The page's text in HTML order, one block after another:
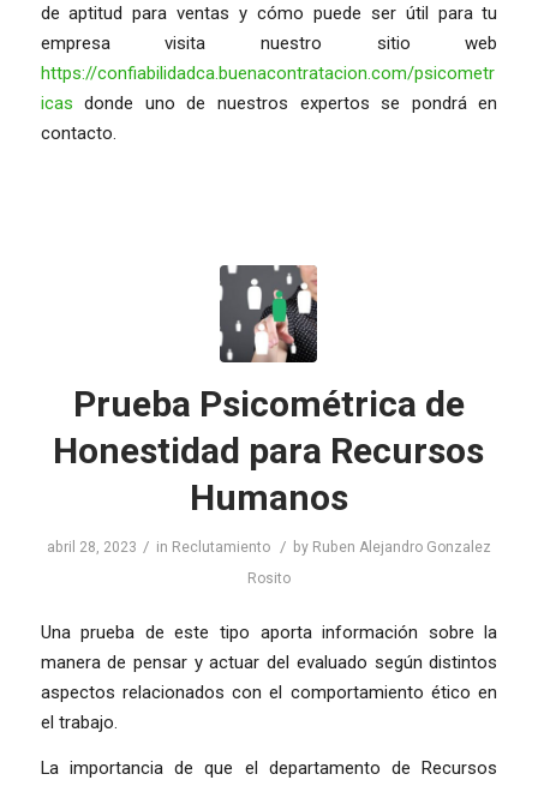
de aptitud para ventas y cómo puede ser útil para tu
empresa visita nuestro sitio web
https://confiabilidadca.buenacontratacion.com/psicometr
icas donde uno de nuestros expertos se pondrá en
contacto.
Prueba Psicométrica de
Honestidad para Recursos
Humanos
abril 28, 2023 / in Reclutamiento / by Ruben Alejandro Gonzalez
Rosito
Una prueba de este tipo aporta información sobre la
manera de pensar y actuar del evaluado según distintos
aspectos relacionados con el comportamiento ético en
el trabajo.
La importancia de que el departamento de Recursos